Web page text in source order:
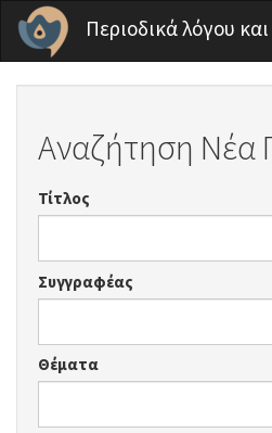
Παράκαμψη προς το κυρίως
Περιοδικά λόγου
Αναζήτηση Νέα
Τίτλος
Συγγραφέας
Θέματα